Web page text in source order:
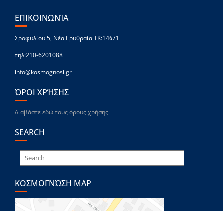
ΕΠΙΚΟΙΝΩΝΊΑ
Σροφυλίου 5, Νέα Ερυθραία ΤΚ:14671
τηλ:210-6201088
info@kosmognosi.gr
ΌΡΟΙ ΧΡΉΣΗΣ
Διαβάστε εδώ τους όρους χρήσης
SEARCH
ΚΟΣΜΟΓΝΏΣΗ MAP